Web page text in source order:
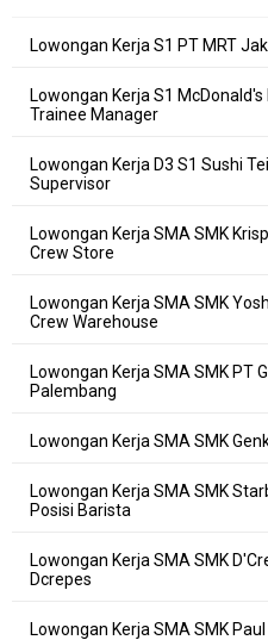
Lowongan Kerja S1 PT MRT
Lowongan Kerja S1
Trainee Manager
Lowongan Kerja D3 S1 Sushi
Supervisor
Lowongan Kerja SMA SMK
Crew Store
Lowongan Kerja SMA SMK
Crew Warehouse
Lowongan Kerja SMA SMK PT
Palembang
Lowongan Kerja SMA SMK
Lowongan Kerja SMA SMK
Posisi Barista
Lowongan Kerja SMA SMK
Dcrepes
Lowongan Kerja SMA SMK